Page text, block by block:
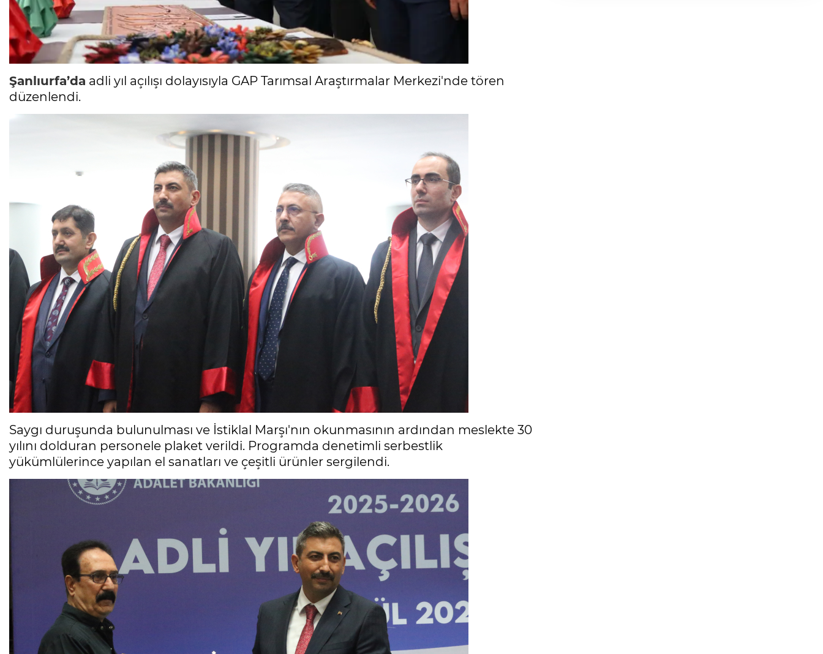
Şanlıurfa’da adli yıl açılışı dolayısıyla GAP Tarımsal Araştırmalar Merkezi'nde tören
düzenlendi.
Saygı duruşunda bulunulması ve İstiklal Marşı'nın okunmasının ardından meslekte 30
yılını dolduran personele plaket verildi. Programda denetimli serbestlik
yükümlülerince yapılan el sanatları ve çeşitli ürünler sergilendi.